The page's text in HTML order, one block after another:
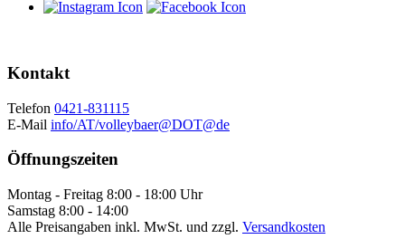
Kontakt
Telefon 0421-831115
E-Mail info/AT/volleybaer@DOT@de
Öffnungszeiten
Montag - Freitag 8:00 - 18:00 Uhr
Samstag 8:00 - 14:00
Alle Preisangaben inkl. MwSt. und zzgl. Versandkosten